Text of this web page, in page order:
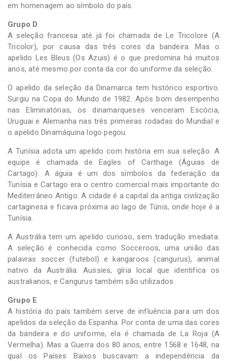
em homenagem ao símbolo do país.
Grupo D
A seleção francesa até já foi chamada de Le Tricolore (A
Tricolor), por causa das três cores da bandeira. Mas o
apelido Les Bleus (Os Azuis) é o que predomina há muitos
anos, até mesmo por conta da cor do uniforme da seleção.
O apelido da seleção da Dinamarca tem histórico esportivo.
Surgiu na Copa do Mundo de 1982. Após bom desempenho
nas Eliminatórias, os dinamarqueses venceram Escócia,
Uruguai e Alemanha nas três primeiras rodadas do Mundial e
o apelido Dinamáquina logo pegou.
A Tunísia adota um apelido com história em sua seleção. A
equipe é chamada de Eagles of Carthage (Águias de
Cartago). A águia é um dos símbolos da federação da
Tunísia e Cartago era o centro comercial mais importante do
Mediterrâneo Antigo. A cidade é a capital da antiga civilização
cartaginesa e ficava próxima ao lago de Túnis, onde hoje é a
Tunísia.
A Austrália tem um apelido curioso, sem tradução imediata.
A seleção é conhecida como Socceroos, uma união das
palavras soccer (futebol) e kangaroos (cangurus), animal
nativo da Austrália. Aussies, gíria local que identifica os
australianos, e Cangurus também são utilizados.
Grupo E
A história do país também serve de influência para um dos
apelidos da seleção da Espanha. Por conta de uma das cores
da bandeira e do uniforme, ela é chamada de La Roja (A
Vermelha). Mas a Guerra dos 80 anos, entre 1568 e 1648, na
qual os Países Baixos buscavam a independência da